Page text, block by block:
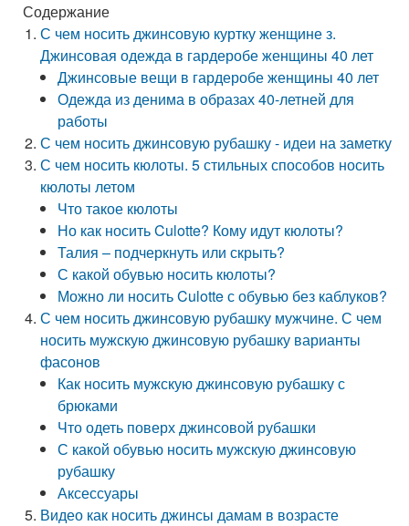
Содержание
С чем носить джинсовую куртку женщине з.
Джинсовая одежда в гардеробе женщины 40 лет
Джинсовые вещи в гардеробе женщины 40 лет
Одежда из денима в образах 40-летней для
работы
С чем носить джинсовую рубашку - идеи на заметку
С чем носить кюлоты. 5 стильных способов носить
кюлоты летом
Что такое кюлоты
Но как носить Culotte? Кому идут кюлоты?
Талия – подчеркнуть или скрыть?
С какой обувью носить кюлоты?
Можно ли носить Culotte с обувью без каблуков?
С чем носить джинсовую рубашку мужчине. С чем
носить мужскую джинсовую рубашку варианты
фасонов
Как носить мужскую джинсовую рубашку с
брюками
Что одеть поверх джинсовой рубашки
С какой обувью носить мужскую джинсовую
рубашку
Аксессуары
Видео как носить джинсы дамам в возрасте